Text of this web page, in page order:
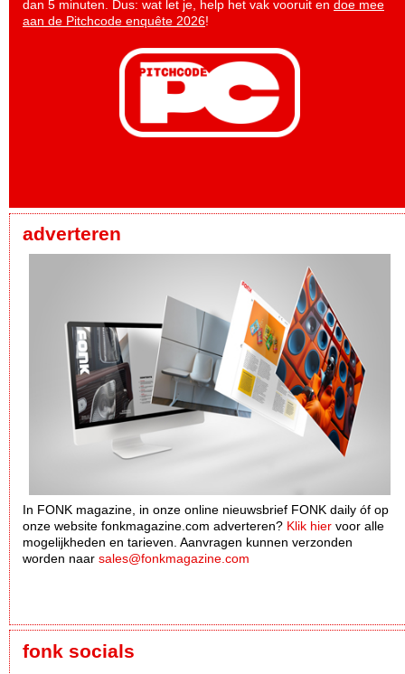
dan 5 minuten. Dus: wat let je, help het vak vooruit en doe mee
aan de Pitchcode enquête 2026!
adverteren
In FONK magazine, in onze online nieuwsbrief FONK daily óf op
onze website fonkmagazine.com adverteren? Klik hier voor alle
mogelijkheden en tarieven. Aanvragen kunnen verzonden
worden naar sales@fonkmagazine.com
fonk socials